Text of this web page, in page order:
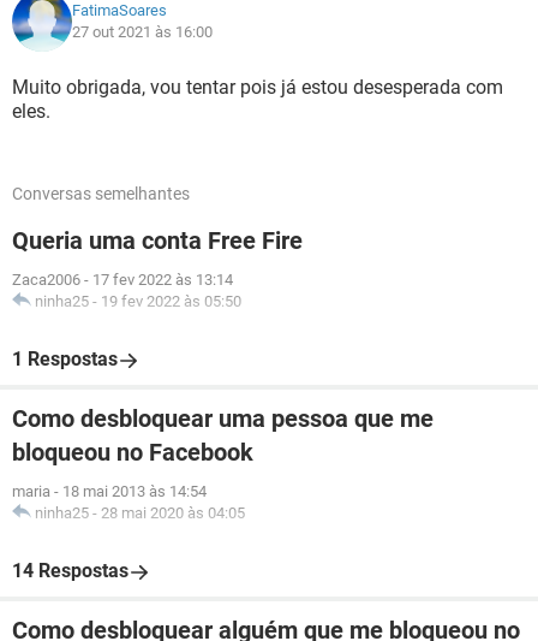
FatimaSoares
27 out 2021 às 16:00
Muito obrigada, vou tentar pois já estou desesperada com
eles.
Conversas semelhantes
Queria uma conta Free Fire
Zaca2006 - 17 fev 2022 às 13:14
ninha25 - 19 fev 2022 às 05:50
1 Respostas
Como desbloquear uma pessoa que me
bloqueou no Facebook
maria - 18 mai 2013 às 14:54
ninha25 - 28 mai 2020 às 04:05
14 Respostas
Como desbloquear alguém que me bloqueou no